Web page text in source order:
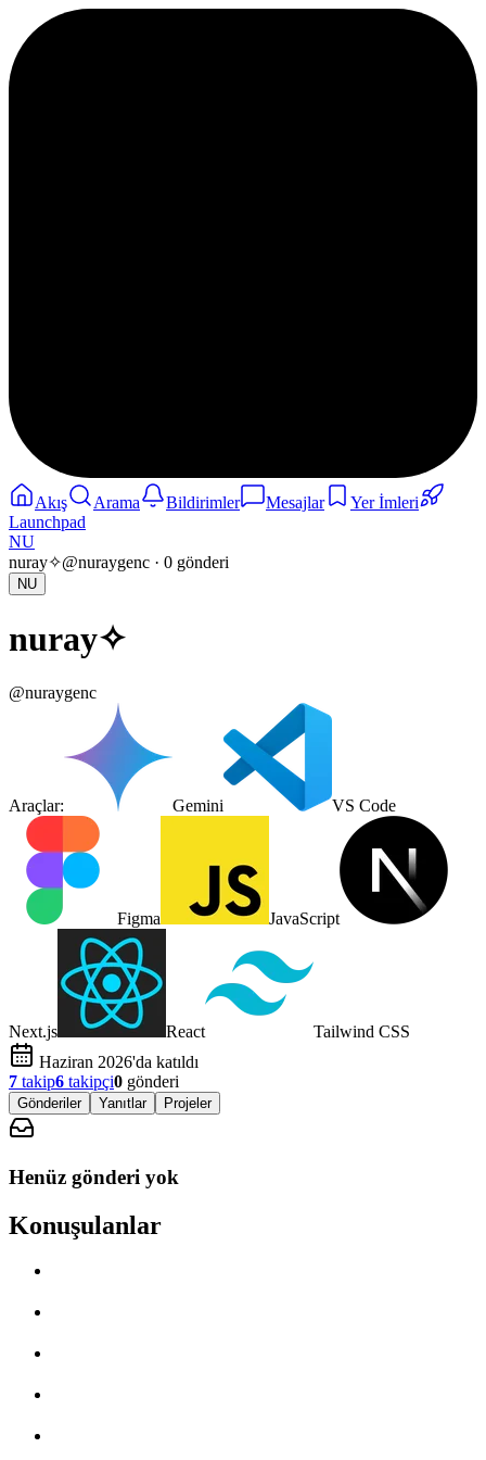
Akış Arama Bildirimler Mesajlar
Yer İmleri
Launchpad
NU
nuray✧@nuraygenc · 0 gönderi
NU
nuray✧
@nuraygenc
Araçlar: Gemini VS Code
Figma JavaScript
Next.js React
Tailwind CSS
Haziran 2026'da katıldı
7 takip6 takipçi0 gönderi
Gönderiler Yanıtlar Projeler
Henüz gönderi yok
Konuşulanlar